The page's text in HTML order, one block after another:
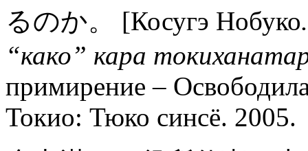
るのか。 [Косугэ Нобуко
“како” кара
примирение –
Токио: Тюко синсё. 2005.